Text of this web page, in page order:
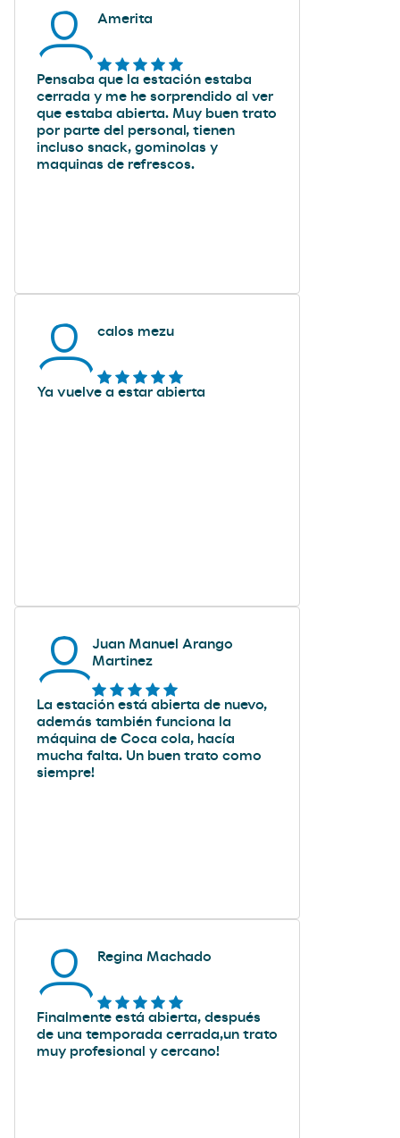
Amerita
Pensaba que la estación estaba
cerrada y me he sorprendido al ver
que estaba abierta. Muy buen trato
por parte del personal, tienen
incluso snack, gominolas y
maquinas de refrescos.
calos mezu
Ya vuelve a estar abierta
Juan Manuel Arango
Martinez
La estación está abierta de nuevo,
además también funciona la
máquina de Coca cola, hacía
mucha falta. Un buen trato como
siempre!
Regina Machado
Finalmente está abierta, después
de una temporada cerrada,un trato
muy profesional y cercano!